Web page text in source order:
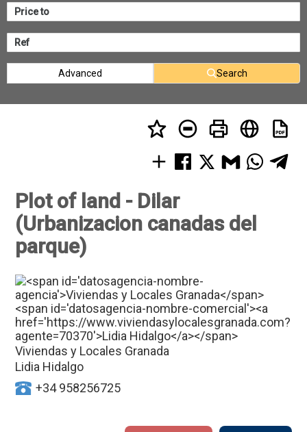
Advanced Search
Plot of land - Dilar
(Urbanizacion canadas del
parque)
Viviendas y Locales Granada
Lidia Hidalgo
+34 958256725